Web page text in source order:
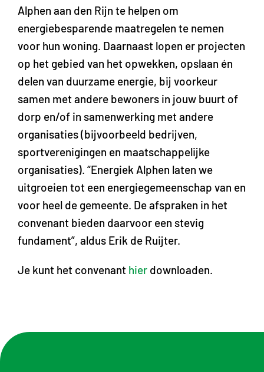
Alphen aan den Rijn te helpen om
energiebesparende maatregelen te nemen
voor hun woning. Daarnaast lopen er projecten
op het gebied van het opwekken, opslaan én
delen van duurzame energie, bij voorkeur
samen met andere bewoners in jouw buurt of
dorp en/of in samenwerking met andere
organisaties (bijvoorbeeld bedrijven,
sportverenigingen en maatschappelijke
organisaties). “Energiek Alphen laten we
uitgroeien tot een energiegemeenschap van en
voor heel de gemeente. De afspraken in het
convenant bieden daarvoor een stevig
fundament”, aldus Erik de Ruijter.
Je kunt het convenant hier downloaden.